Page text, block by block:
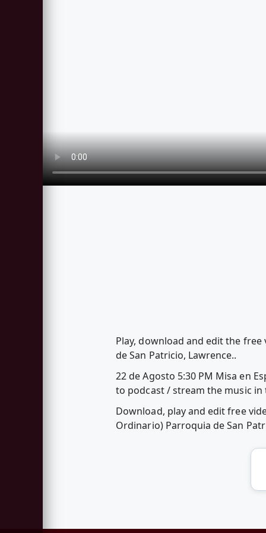
Play, download and edit the free
de San Patricio, Lawrence..
22 de Agosto 5:30 PM Misa en
to podcast / stream the music in
Download, play and edit free
Ordinario) Parroquia de San